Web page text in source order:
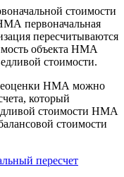
стоимости
первоначальная
пересчитываются
объекта НМА
стоимости.
НМА можно
который
стоимости НМА
стоимости
пересчет